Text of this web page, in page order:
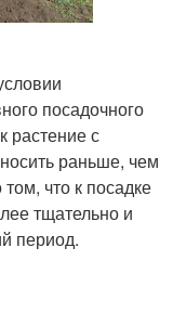
посадочного
растение с
раньше, чем
что к посадке
тщательно и
период.